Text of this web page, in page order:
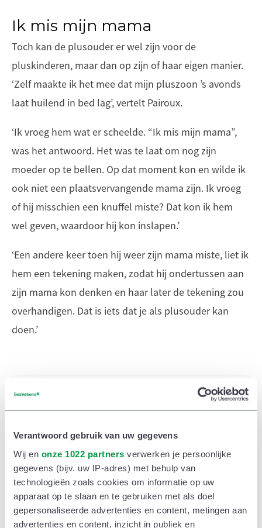
Verantwoord gebruik van uw gegevens
Wij en onze 1022 partners verwerken je persoonlijke
gegevens (bijv. uw IP-adres) met behulp van
technologieën zoals cookies om informatie op uw
apparaat op te slaan en te gebruiken met als doel
gepersonaliseerde advertenties en content, metingen aan
advertenties en content, inzicht in publiek en
Ik mis mijn mama
Toch kan de plusouder er wel zijn voor de
pluskinderen, maar dan op zijn of haar eigen manier.
‘Zelf maakte ik het mee dat mijn pluszoon ’s avonds
laat huilend in bed lag’, vertelt Pairoux.
‘Ik vroeg hem wat er scheelde. “Ik mis mijn mama”,
was het antwoord. Het was te laat om nog zijn
moeder op te bellen. Op dat moment kon en wilde ik
ook niet een plaatsvervangende mama zijn. Ik vroeg
of hij misschien een knuffel miste? Dat kon ik hem
wel geven, waardoor hij kon inslapen.’
‘Een andere keer toen hij weer zijn mama miste, liet ik
hem een tekening maken, zodat hij ondertussen aan
zijn mama kon denken en haar later de tekening zou
overhandigen. Dat is iets dat je als plusouder kan
doen.’
Hoe conflicten op wisseldag te vermijden?
De rollenwissel
We beseffen soms onvoldoende dat kinderen in een